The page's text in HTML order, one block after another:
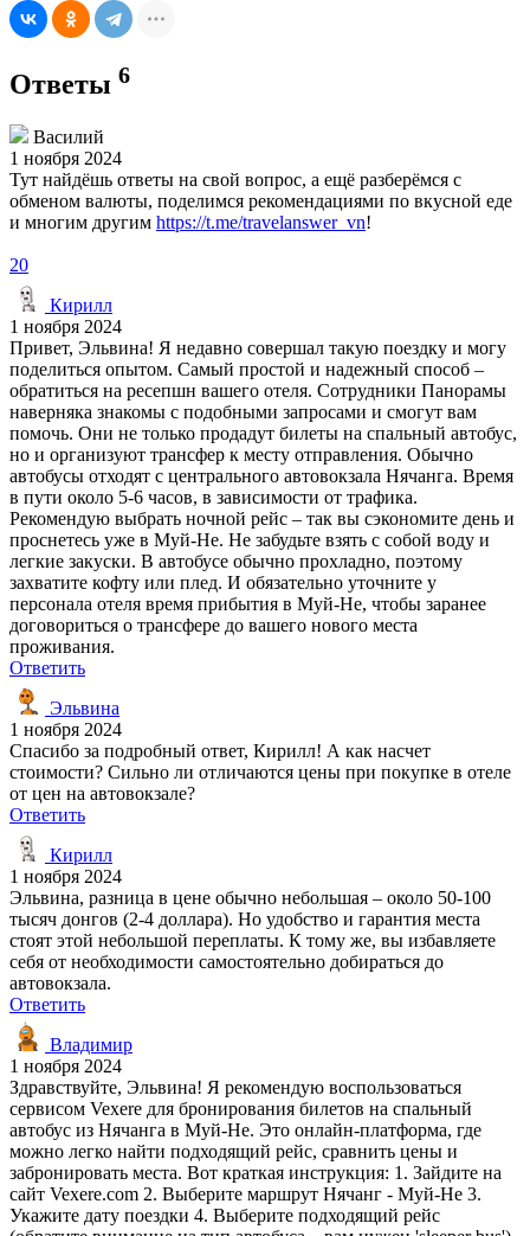
Ответы 6
Василий
1 ноября 2024
Тут найдёшь ответы на свой вопрос, а ещё разберёмся с
обменом валюты, поделимся рекомендациями по вкусной еде
и многим другим https://t.me/travelanswer_vn!
20
Кирилл
1 ноября 2024
Привет, Эльвина! Я недавно совершал такую поездку и могу
поделиться опытом. Самый простой и надежный способ –
обратиться на ресепшн вашего отеля. Сотрудники Панорамы
наверняка знакомы с подобными запросами и смогут вам
помочь. Они не только продадут билеты на спальный автобус,
но и организуют трансфер к месту отправления. Обычно
автобусы отходят с центрального автовокзала Нячанга. Время
в пути около 5-6 часов, в зависимости от трафика.
Рекомендую выбрать ночной рейс – так вы сэкономите день и
проснетесь уже в Муй-Не. Не забудьте взять с собой воду и
легкие закуски. В автобусе обычно прохладно, поэтому
захватите кофту или плед. И обязательно уточните у
персонала отеля время прибытия в Муй-Не, чтобы заранее
договориться о трансфере до вашего нового места
проживания.
Ответить
Эльвина
1 ноября 2024
Спасибо за подробный ответ, Кирилл! А как насчет
стоимости? Сильно ли отличаются цены при покупке в отеле
от цен на автовокзале?
Ответить
Кирилл
1 ноября 2024
Эльвина, разница в цене обычно небольшая – около 50-100
тысяч донгов (2-4 доллара). Но удобство и гарантия места
стоят этой небольшой переплаты. К тому же, вы избавляете
себя от необходимости самостоятельно добираться до
автовокзала.
Ответить
Владимир
1 ноября 2024
Здравствуйте, Эльвина! Я рекомендую воспользоваться
сервисом Vexere для бронирования билетов на спальный
автобус из Нячанга в Муй-Не. Это онлайн-платформа, где
можно легко найти подходящий рейс, сравнить цены и
забронировать места. Вот краткая инструкция: 1. Зайдите на
сайт Vexere.com 2. Выберите маршрут Нячанг - Муй-Не 3.
Укажите дату поездки 4. Выберите подходящий рейс